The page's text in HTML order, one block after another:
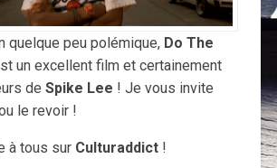
quelque peu polémique, Do The
un excellent film et certainement
de Spike Lee ! Je vous invite
le revoir !
à tous sur Culturaddict!